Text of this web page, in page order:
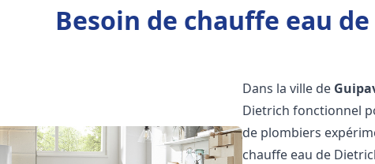
Besoin de chauffe eau
Dans la ville de
Dietrich fonctionnel
de plombiers
chauffe eau de